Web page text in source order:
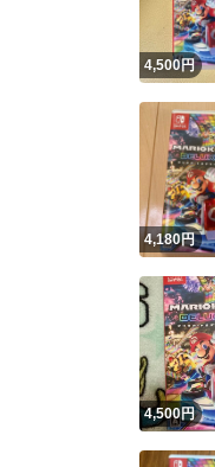
4,500円
4,180円
4,500円